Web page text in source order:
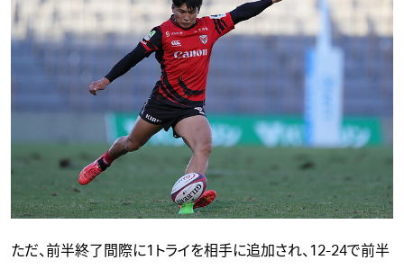
ただ、前半終了間際に1トライを相手に追加され、12-24で前半